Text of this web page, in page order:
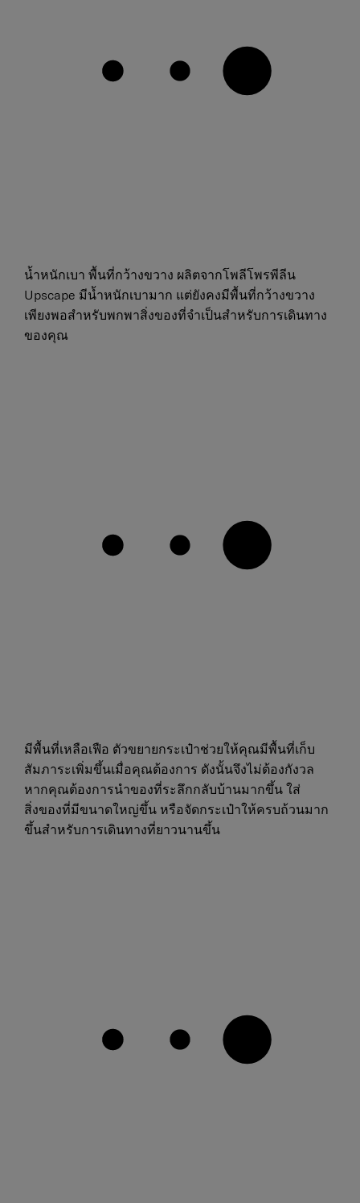
น้ำหนักเบา พื้นที่กว้างขวาง ผลิตจากโพลีโพรพีลีน
Upscape มีน้ำหนักเบามาก แต่ยังคงมีพื้นที่กว้างขวาง
เพียงพอสำหรับพกพาสิ่งของที่จำเป็นสำหรับการเดินทาง
ของคุณ
มีพื้นที่เหลือเฟือ ตัวขยายกระเป๋าช่วยให้คุณมีพื้นที่เก็บ
สัมภาระเพิ่มขึ้นเมื่อคุณต้องการ ดังนั้นจึงไม่ต้องกังวล
หากคุณต้องการนำของที่ระลึกกลับบ้านมากขึ้น ใส่
สิ่งของที่มีขนาดใหญ่ขึ้น หรือจัดกระเป๋าให้ครบถ้วนมาก
ขึ้นสำหรับการเดินทางที่ยาวนานขึ้น